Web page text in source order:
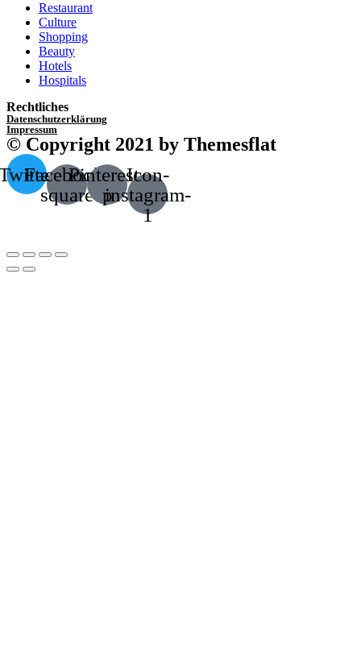
Restaurant
Culture
Shopping
Beauty
Hotels
Hospitals
Rechtliches
Datenschutzerklärung
Impressum
© Copyright 2021 by Themesflat
Facebook-
square
Pinterest-
p
Icon-
instagram-
1